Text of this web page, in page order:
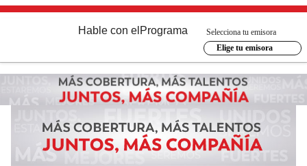
Hable con el Programa
Selecciona tu emisora
Elige tu emisora